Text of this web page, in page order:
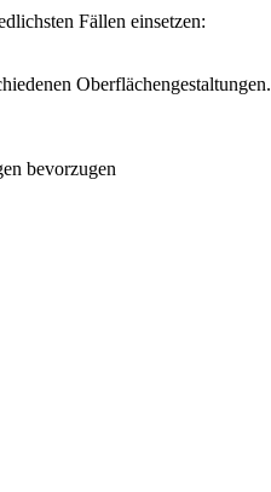
Fällen einsetzen:
Oberflächengestaltungen.
bevorzugen